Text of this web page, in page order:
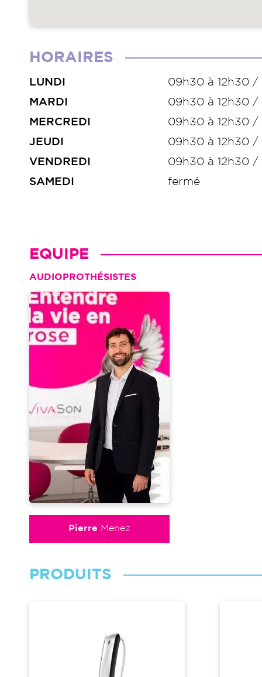
HORAIRES
LUNDI
09h30 à 12h30 /
MARDI
09h30 à 12h30 /
MERCREDI
09h30 à 12h30 /
JEUDI
09h30 à 12h30 /
VENDREDI
09h30 à 12h30 /
SAMEDI
fermé
EQUIPE
AUDIOPROTHÉSISTES
Pierre Menez
PRODUITS